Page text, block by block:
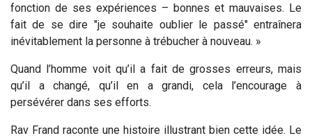
fonction de ses expériences – bonnes et mauvaises. Le
fait de se dire "je souhaite oublier le passé" entraînera
inévitablement la personne à trébucher à nouveau. »
Quand l’homme voit qu’il a fait de grosses erreurs, mais
qu’il a changé, qu’il en a grandi, cela l’encourage à
persévérer dans ses efforts.
Rav Frand raconte une histoire illustrant bien cette idée. Le